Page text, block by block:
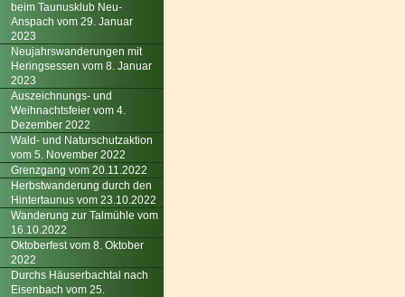
beim Taunusklub Neu-
Anspach vom 29. Januar
2023
Neujahrswanderungen mit
Heringsessen vom 8. Januar
2023
Auszeichnungs- und
Weihnachtsfeier vom 4.
Dezember 2022
Wald- und Naturschutzaktion
vom 5. November 2022
Grenzgang vom 20.11.2022
Herbstwanderung durch den
Hintertaunus vom 23.10.2022
Wanderung zur Talmühle vom
16.10.2022
Oktoberfest vom 8. Oktober
2022
Durchs Häuserbachtal nach
Eisenbach vom 25.